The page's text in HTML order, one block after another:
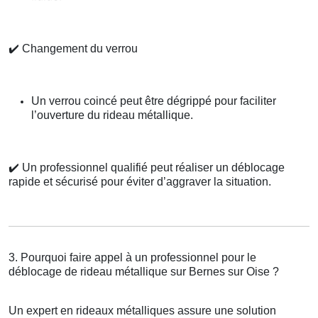
✔️ Changement du verrou
Un verrou coincé peut être dégrippé pour faciliter
l’ouverture du rideau métallique.
✔️ Un professionnel qualifié peut réaliser un déblocage
rapide et sécurisé pour éviter d’aggraver la situation.
3. Pourquoi faire appel à un professionnel pour le
déblocage de rideau métallique sur Bernes sur Oise ?
Un expert en rideaux métalliques assure une solution